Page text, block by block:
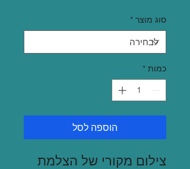
סוג מוצר *
כמות *
הוספה לסל
צילום מקורי של הצלמת